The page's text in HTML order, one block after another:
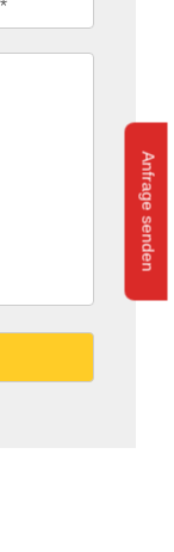
Anfrage senden